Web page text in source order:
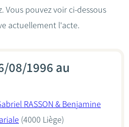
Vous pouvez voir ci-dessous
actuellement l'acte.
08/1996 au
RASSON & Benjamine
(4000 Liège)